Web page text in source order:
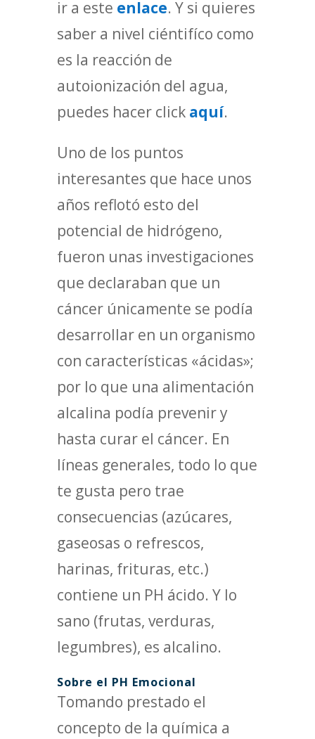
ir a este enlace. Y si quieres
saber a nivel ciéntifíco como
es la reacción de
autoionización del agua,
puedes hacer click aquí.
Uno de los puntos
interesantes que hace unos
años reflotó esto del
potencial de hidrógeno,
fueron unas investigaciones
que declaraban que un
cáncer únicamente se podía
desarrollar en un organismo
con características «ácidas»;
por lo que una alimentación
alcalina podía prevenir y
hasta curar el cáncer. En
líneas generales, todo lo que
te gusta pero trae
consecuencias (azúcares,
gaseosas o refrescos,
harinas, frituras, etc.)
contiene un PH ácido. Y lo
sano (frutas, verduras,
legumbres), es alcalino.
Sobre el PH Emocional
Tomando prestado el
concepto de la química a